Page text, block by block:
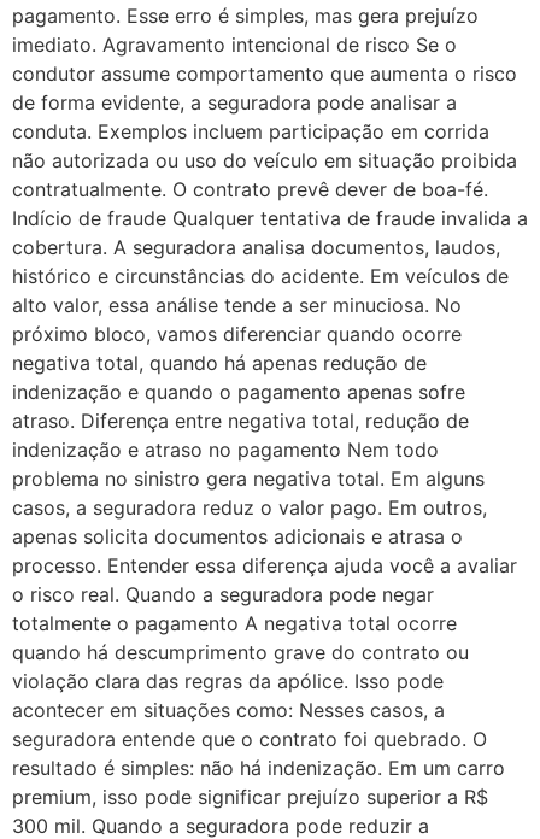
pagamento. Esse erro é simples, mas gera prejuízo
imediato. Agravamento intencional de risco Se o
condutor assume comportamento que aumenta o risco
de forma evidente, a seguradora pode analisar a
conduta. Exemplos incluem participação em corrida
não autorizada ou uso do veículo em situação proibida
contratualmente. O contrato prevê dever de boa-fé.
Indício de fraude Qualquer tentativa de fraude invalida a
cobertura. A seguradora analisa documentos, laudos,
histórico e circunstâncias do acidente. Em veículos de
alto valor, essa análise tende a ser minuciosa. No
próximo bloco, vamos diferenciar quando ocorre
negativa total, quando há apenas redução de
indenização e quando o pagamento apenas sofre
atraso. Diferença entre negativa total, redução de
indenização e atraso no pagamento Nem todo
problema no sinistro gera negativa total. Em alguns
casos, a seguradora reduz o valor pago. Em outros,
apenas solicita documentos adicionais e atrasa o
processo. Entender essa diferença ajuda você a avaliar
o risco real. Quando a seguradora pode negar
totalmente o pagamento A negativa total ocorre
quando há descumprimento grave do contrato ou
violação clara das regras da apólice. Isso pode
acontecer em situações como: Nesses casos, a
seguradora entende que o contrato foi quebrado. O
resultado é simples: não há indenização. Em um carro
premium, isso pode significar prejuízo superior a R$
300 mil. Quando a seguradora pode reduzir a